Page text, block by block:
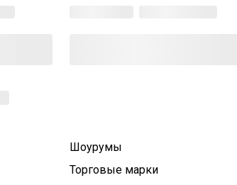
Шоурумы
Торговые марки